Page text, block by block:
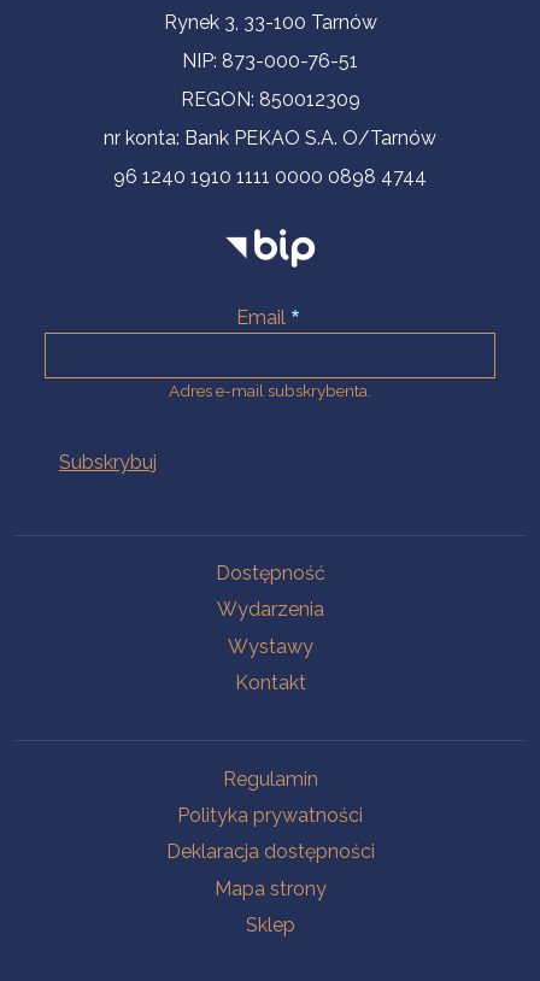
Informacje kontaktoweRynek 3, 33-100 Tarnów
NIP: 873-000-76-51
REGON: 850012309
nr konta: Bank PEKAO S.A. O/Tarnów
96 1240 1910 1111 0000 0898 4744
Email
Adres e-mail subskrybenta.
Dostępność
Wydarzenia
Wystawy
Kontakt
Regulamin
Polityka prywatności
Deklaracja dostępności
Mapa strony
Sklep